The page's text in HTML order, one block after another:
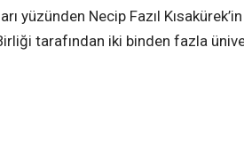
yüzünden Necip Fazıl
tarafından iki binden fazla